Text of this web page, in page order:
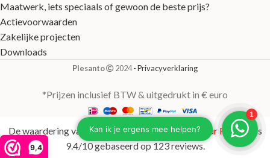
9,4
Maatwerk, iets speciaals of gewoon de beste prijs?
Actievoorwaarden
Zakelijke projecten
Downloads
Plesanto 2024- Privacyverklaring
*Prijzen inclusief BTW & uitgedrukt in € euro
De waardering van plesanto.nl/ bij WebwinkelKeur Reviews
is
9.4/10 gebaseerd op 123 reviews.